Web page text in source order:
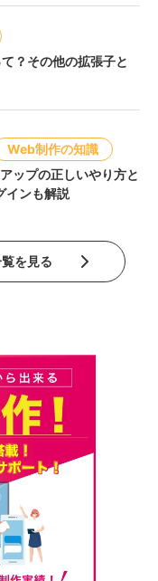
？その他の拡張子と
Web制作の知識
ップの正しいやり方と
インも解説
を見る